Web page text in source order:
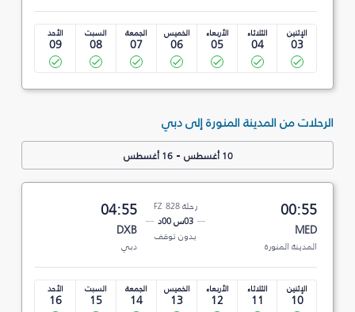
الإثنين
03
الثلاثاء
04
الأربعاء
05
الخميس
06
الجمعة
07
السبت
08
الأحد
09
الرحلات من المدينة المنورة إلى دبي
10 أغسطس -16 أغسطس
00:55
MED
المدينة المنورة
رحلة FZ 828
03س 00د
بدون توقف
04:55
DXB
دبي
الإثنين
10
الثلاثاء
11
الأربعاء
12
الخميس
13
الجمعة
14
السبت
15
الأحد
16